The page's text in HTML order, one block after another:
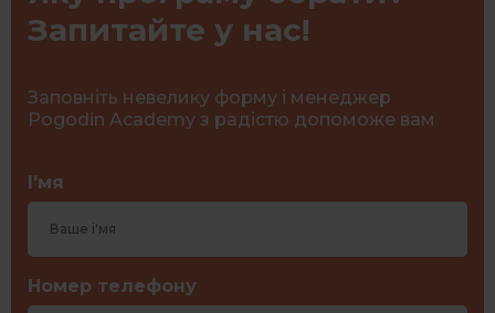
Запитайте у нас!
Заповніть невелику форму і менеджер
Pogodin Academy з радістю допоможе вам
І'мя
Номер телефону